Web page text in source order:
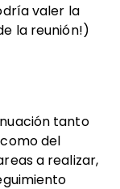
valer la
la reunión!)
tanto
del
a realizar,